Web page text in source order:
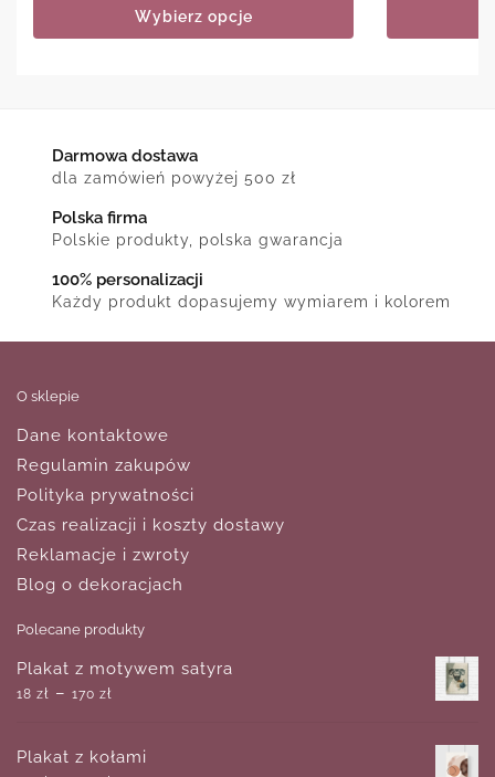
Wybierz opcje
Darmowa dostawa
dla zamówień powyżej 500 zł
Polska firma
Polskie produkty, polska gwarancja
100% personalizacji
Każdy produkt dopasujemy wymiarem i kolorem
O sklepie
Dane kontaktowe
Regulamin zakupów
Polityka prywatności
Czas realizacji i koszty dostawy
Reklamacje i zwroty
Blog o dekoracjach
Polecane produkty
Plakat z motywem satyra
18 zł – 170 zł
Plakat z kołami